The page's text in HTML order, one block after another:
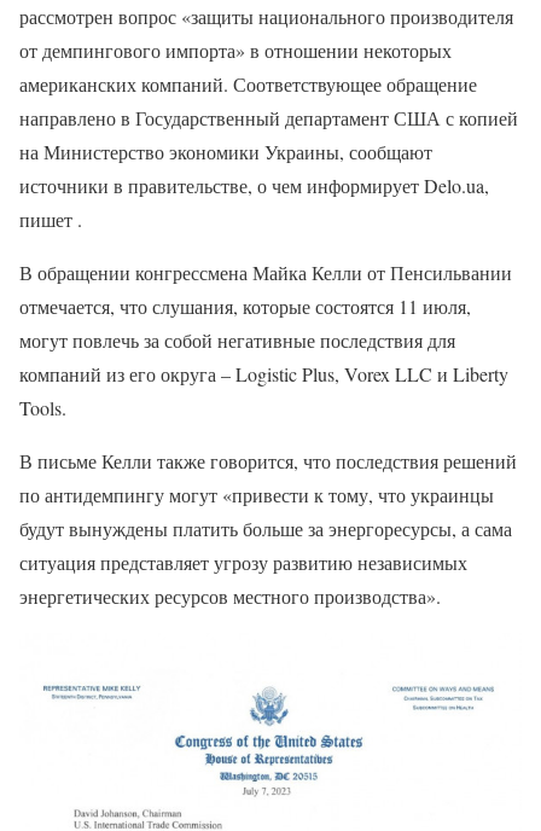
рассмотрен вопрос «защиты национального производителя
от демпингового импорта» в отношении некоторых
американских компаний. Соответствующее обращение
направлено в Государственный департамент США с копией
на Министерство экономики Украины, сообщают
источники в правительстве, о чем информирует Delo.ua,
пишет .
В обращении конгрессмена Майка Келли от Пенсильвании
отмечается, что слушания, которые состоятся 11 июля,
могут повлечь за собой негативные последствия для
компаний из его округа – Logistic Plus, Vorex LLC и Liberty
Tools.
В письме Келли также говорится, что последствия решений
по антидемпингу могут «привести к тому, что украинцы
будут вынуждены платить больше за энергоресурсы, а сама
ситуация представляет угрозу развитию независимых
энергетических ресурсов местного производства».